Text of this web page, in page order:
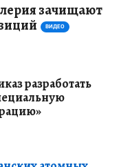
зачищают
ВИДЕО
разработать